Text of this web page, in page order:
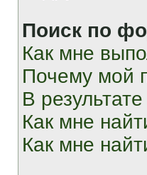
Поиск по
Как мне
Почему мой
В
Как мне
Как мне